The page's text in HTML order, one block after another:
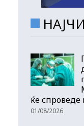
ќе
01/08/2026